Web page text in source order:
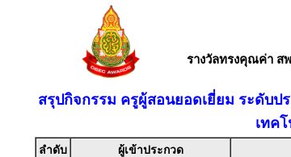
รางวัลทรงคุณค่า ส
สรุปกิจกรรม ครูผู้สอนยอดเยี่ยม ระดับป
เทค
ลำดับ ผู้เข้าประกวด